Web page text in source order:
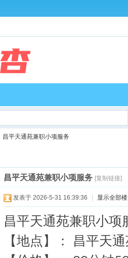
昌平天通苑兼职小项服务
昌平天通苑兼职小项服务 [复制链接]
发表于 2026-5-31 16:39:36 显示全部
昌平天通苑兼职小项
【地点】： 昌平天